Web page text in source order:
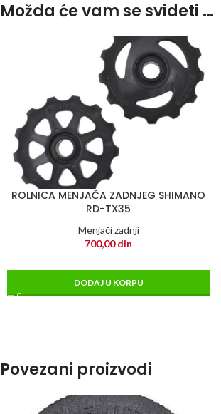
Možda će vam se svideti …
ROLNICA MENJAČA ZADNJEG SHIMANO
RD-TX35
Menjači zadnji
700,00din
DODAJ U KORPU
Povezani proizvodi